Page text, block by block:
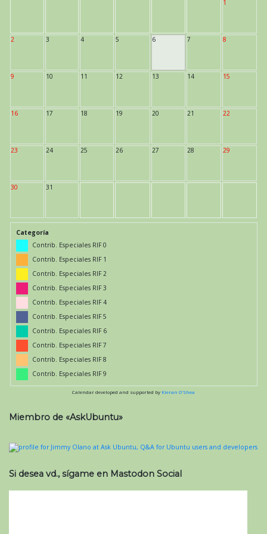
1
2 3 4 5 6 7 8
9 10 11 12 13 14 15
16 17 18 19 20 21 22
23 24 25 26 27 28 29
30 31
Categoría
Contrib. Especiales RIF 0
Contrib. Especiales RIF 1
Contrib. Especiales RIF 2
Contrib. Especiales RIF 3
Contrib. Especiales RIF 4
Contrib. Especiales RIF 5
Contrib. Especiales RIF 6
Contrib. Especiales RIF 7
Contrib. Especiales RIF 8
Contrib. Especiales RIF 9
Calendar developed and supported by Kieran O'Shea
Miembro de «AskUbuntu»
Si desea vd., sígame en Mastodon Social